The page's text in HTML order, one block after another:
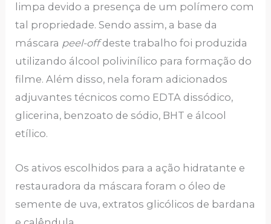
limpa devido a presença de um polímero com
tal propriedade. Sendo assim, a base da
máscara peel-offdeste trabalho foi produzida
utilizando álcool polivinílico para formação do
filme. Além disso, nela foram adicionados
adjuvantes técnicos como EDTA dissódico,
glicerina, benzoato de sódio, BHT e álcool
etílico.
Os ativos escolhidos para a ação hidratante e
restauradora da máscara foram o óleo de
semente de uva, extratos glicólicos de bardana